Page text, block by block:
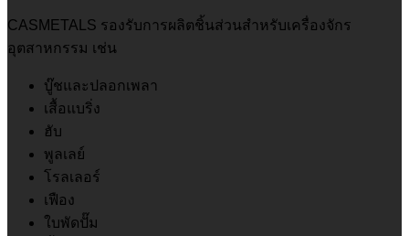
CASMETALS รองรับการผลิตชิ้นส่วนสำหรับเครื่องจักร
อุตสาหกรรม เช่น
บู๊ชและปลอกเพลา
เสื้อแบริ่ง
ฮับ
พูลเลย์
โรลเลอร์
เฟือง
ใบพัดปั๊ม